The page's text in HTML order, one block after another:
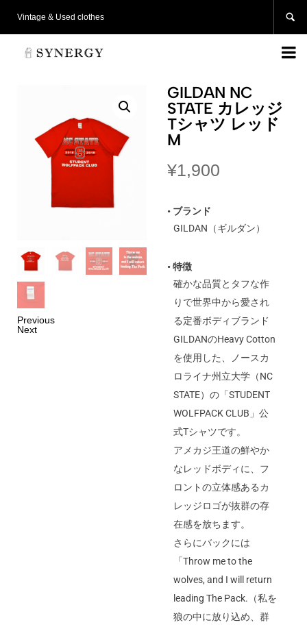
Vintage & Used clothes 

Previous
Next
GILDAN NC
STATE カレッジ
Tシャツ レッド
M
¥1,900
• ブランド
GILDAN（ギルダン）
• 特徴
確かな品質とタフな作
りで世界中から愛され
る定番ボディブランド
GILDANのHeavy Cotton
を使用した、ノースカ
ロライナ州立大学（NC
STATE）の「STUDENT
WOLFPACK CLUB」公
式Tシャツです。
アメカジ王道の鮮やか
なレッドボディに、フ
ロントの立体感あるカ
レッジロゴが抜群の存
在感を放ちます。
さらにバックには
「Throw me to the
wolves, and I will return
leading The Pack.（私を
狼の中に放り込め、群